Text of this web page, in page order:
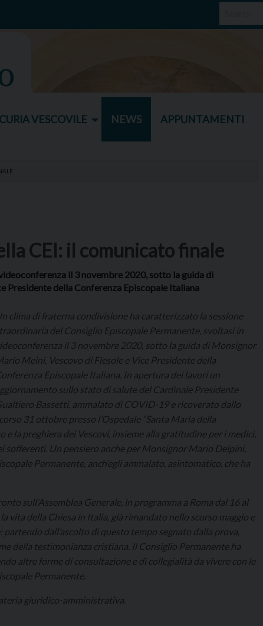
CURIA VESCOVILE NEWS APPUNTAMENTI
CEI: il comunicato finale
il 3 novembre 2020, sotto la guida di
Presidente della Conferenza Episcopale Italiana
clima di fraterna condivisione ha caratterizzato la sessione
del Consiglio Episcopale Permanente, svoltasi in
il 3 novembre 2020, sotto la guida di Monsignor
Meini, Vescovo di Fiesole e Vice Presidente della
Episcopale Italiana. In apertura dei lavori un
sullo stato di salute del Cardinale Presidente
Bassetti, ammalato di COVID-19 e ricoverato dallo
31 ottobre presso l’Ospedale “Santa Maria della
e la preghiera dei Vescovi, insieme alla gratitudine per i medici,
sofferenti. Un pensiero anche per Monsignor Mario Delpini,
Permanente, anch’egli ammalato, asintomatico, che ha
sull’Assemblea Generale, in programma a Roma dal 16 al
vita della Chiesa in Italia, già rimandato nello scorso maggio e
dall’ascolto di questo tempo segnato dalla prova,
della testimonianza cristiana. Il Consiglio Permanente ha
altre forme di consultazione e di collegialità da vivere con le
Permanente.
giuridico-amministrativa.